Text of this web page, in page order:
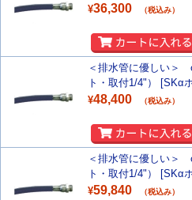
¥36,300 （税込み）
＜排水管に優しい＞
ト・取付1/4"） [SKα
¥48,400 （税込み）
＜排水管に優しい＞
ト・取付1/4"） [SKα
¥59,840 （税込み）